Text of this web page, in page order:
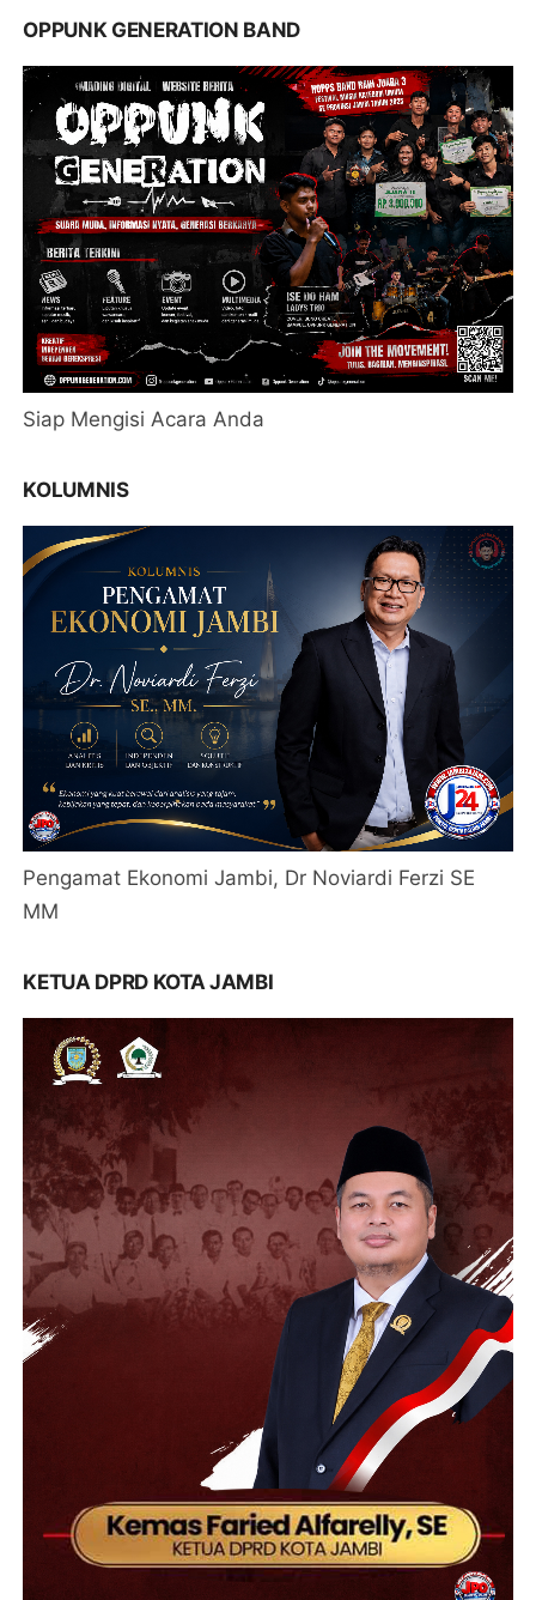
OPPUNK GENERATION BAND
Siap Mengisi Acara Anda
KOLUMNIS
Pengamat Ekonomi Jambi, Dr Noviardi Ferzi SE
MM
KETUA DPRD KOTA JAMBI